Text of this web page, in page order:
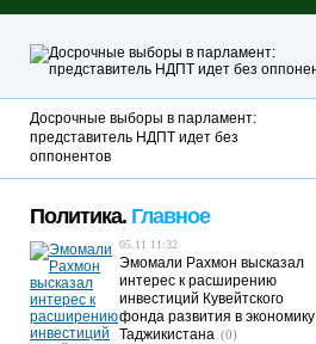
Досрочные выборы в парламент:
представитель НДПТ идет без
оппонентов
Политика. Главное
05.11 11:32
Эмомали Рахмон высказал
интерес к расширению
инвестиций Кувейтского
фонда развития в экономику
Таджикистана (0)